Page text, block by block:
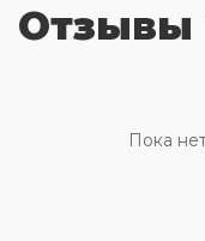
Уточняйте
путешествие
немецком.
долгого дня, в
Отзывы
Пока